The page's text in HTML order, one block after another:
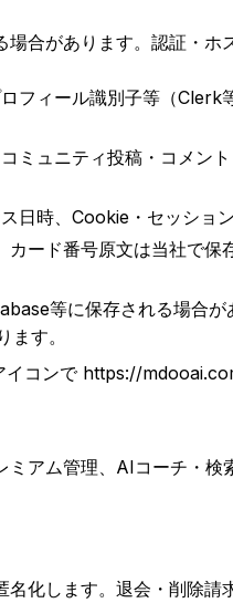
合があります。認証・ホ
フィール識別子等（Clerk
ミュニティ投稿・コメン
日時、Cookie・セッショ
ード番号原文は当社で保
等に保存される場合
す。
コンで https://
アム管理、AIコーチ・
化します。退会・削除